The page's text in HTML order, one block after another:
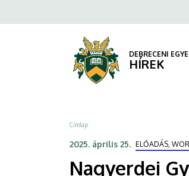
Gyermekgyógyászati
EGYETEM
a
DEBRECENI
HÍREK
Morzsa
Címlap
2025. április 25. ELŐADÁS,
Nagyerdei